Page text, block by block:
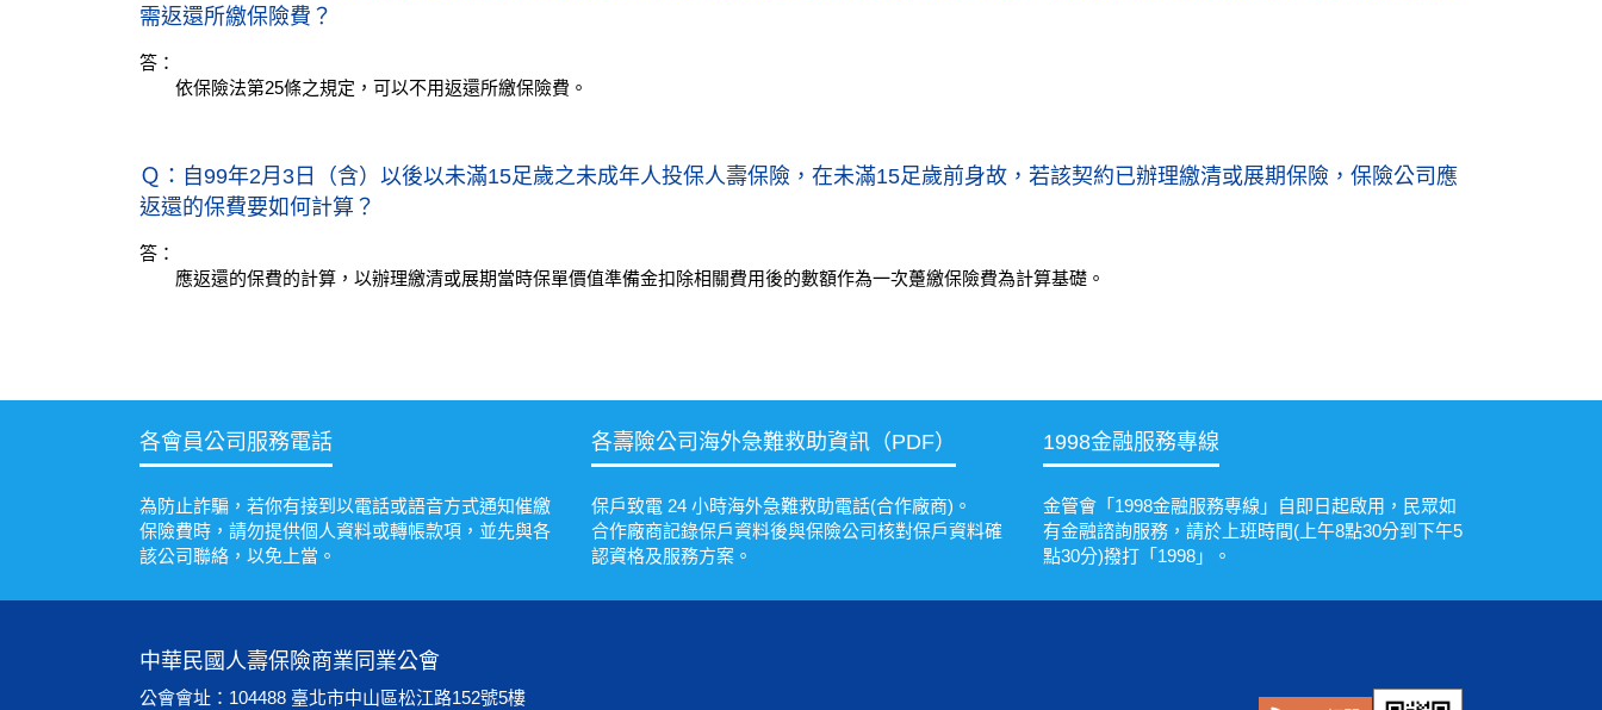
需返還所繳保險費？
答：
依保險法第25條之規定，可以不用返還所繳保險費。
Ｑ：自99年2月3日（含）以後以未滿15足歲之未成年人投保人壽保險，在未滿15足歲前身故，若該契約已辦理繳清或展期保險，保險公司應
返還的保費要如何計算？
答：
應返還的保費的計算，以辦理繳清或展期當時保單價值準備金扣除相關費用後的數額作為一次躉繳保險費為計算基礎。
各會員公司服務電話
為防止詐騙，若你有接到以電話或語音方式通知催繳
保險費時，請勿提供個人資料或轉帳款項，並先與各
該公司聯絡，以免上當。
各壽險公司海外急難救助資訊（PDF）
保戶致電 24 小時海外急難救助電話(合作廠商)。
合作廠商記錄保戶資料後與保險公司核對保戶資料確
認資格及服務方案。
1998金融服務專線
金管會「1998金融服務專線」自即日起啟用，民眾如
有金融諮詢服務，請於上班時間(上午8點30分到下午5
點30分)撥打「1998」。
中華民國人壽保險商業同業公會
公會會址：104488 臺北市中山區松江路152號5樓